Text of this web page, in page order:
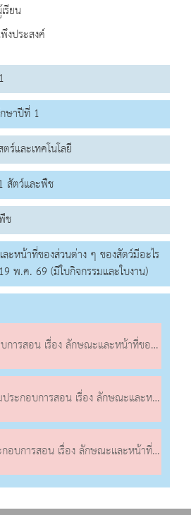
รียน
ประสงค์
ษาปีที่ 1
ร์และเทคโนโลยี
สัตว์และพืช
ช
ะหน้าที่ของส่วนต่าง ๆ ของสัตว์มีอะไร
พ.ค. 69 (มีใบกิจกรรมและใบงาน)
เรื่อง ลักษณะและหน้าที่ของส่วนต่าง ๆ ของสัตว์มีอะไรบ้าง (1)
รสอน เรื่อง ลักษณะและหน้าที่ของส่วนต่าง ๆ ของสัตว์มีอะไรบ้าง (1)
อน เรื่อง ลักษณะและหน้าที่ของส่วนต่าง ๆ ของสัตว์มีอะไรบ้าง (1)